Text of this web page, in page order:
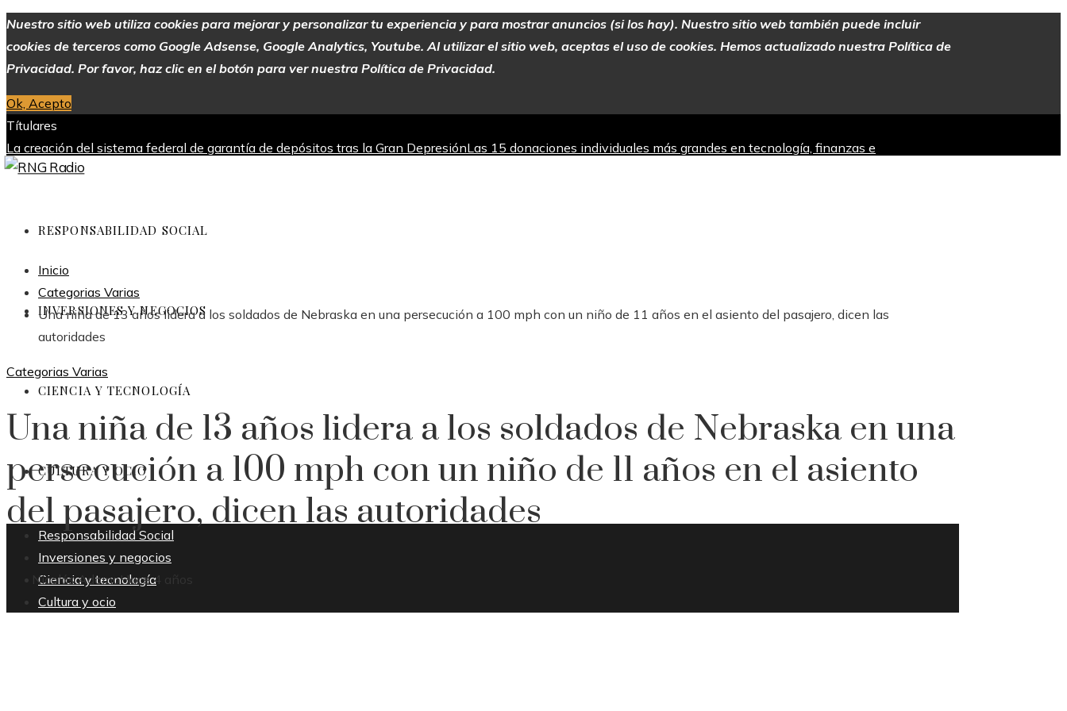
Nuestro sitio web utiliza cookies para mejorar y personalizar tu experiencia y para mostrar anuncios (si los hay). Nuestro sitio web también puede incluir
cookies de terceros como Google Adsense, Google Analytics, Youtube. Al utilizar el sitio web, aceptas el uso de cookies. Hemos actualizado nuestra Política de
Privacidad. Por favor, haz clic en el botón para ver nuestra Política de Privacidad.
Ok, Acepto
Títulares
La creación del sistema federal de garantía de depósitos tras la Gran DepresiónLas 15 donaciones individuales más grandes en tecnología, finanzas e
industriaAlimentos con alto contenido de vitamina C para mejorar la absorción de hierro
RESPONSABILIDAD SOCIAL
INVERSIONES Y NEGOCIOS
CIENCIA Y TECNOLOGÍA
CULTURA Y OCIO
Responsabilidad Social
Inversiones y negocios
Ciencia y tecnología
Cultura y ocio
Inicio
Categorias Varias
Una niña de 13 años lidera a los soldados de Nebraska en una persecución a 100 mph con un niño de 11 años en el asiento del pasajero, dicen las
autoridades
Categorias Varias
Una niña de 13 años lidera a los soldados de Nebraska en una
persecución a 100 mph con un niño de 11 años en el asiento
del pasajero, dicen las autoridades
Nicolás AdomoHace 4 años